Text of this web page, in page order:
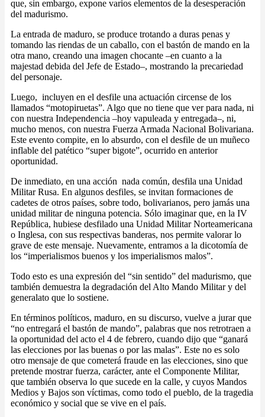
que, sin embargo, expone varios elementos de la desesperación
del madurismo.
La entrada de maduro, se produce trotando a duras penas y
tomando las riendas de un caballo, con el bastón de mando en la
otra mano, creando una imagen chocante –en cuanto a la
majestad debida del Jefe de Estado–, mostrando la precariedad
del personaje.
Luego, incluyen en el desfile una actuación circense de los
llamados “motopiruetas”. Algo que no tiene que ver para nada, ni
con nuestra Independencia –hoy vapuleada y entregada–, ni,
mucho menos, con nuestra Fuerza Armada Nacional Bolivariana.
Este evento compite, en lo absurdo, con el desfile de un muñeco
inflable del patético “super bigote”, ocurrido en anterior
oportunidad.
De inmediato, en una acción nada común, desfila una Unidad
Militar Rusa. En algunos desfiles, se invitan formaciones de
cadetes de otros países, sobre todo, bolivarianos, pero jamás una
unidad militar de ninguna potencia. Sólo imaginar que, en la IV
República, hubiese desfilado una Unidad Militar Norteamericana
o Inglesa, con sus respectivas banderas, nos permite valorar lo
grave de este mensaje. Nuevamente, entramos a la dicotomía de
los “imperialismos buenos y los imperialismos malos”.
Todo esto es una expresión del “sin sentido” del madurismo, que
también demuestra la degradación del Alto Mando Militar y del
generalato que lo sostiene.
En términos políticos, maduro, en su discurso, vuelve a jurar que
“no entregará el bastón de mando”, palabras que nos retrotraen a
la oportunidad del acto el 4 de febrero, cuando dijo que “ganará
las elecciones por las buenas o por las malas”. Este no es solo
otro mensaje de que cometerá fraude en las elecciones, sino que
pretende mostrar fuerza, carácter, ante el Componente Militar,
que también observa lo que sucede en la calle, y cuyos Mandos
Medios y Bajos son víctimas, como todo el pueblo, de la tragedia
económico y social que se vive en el país.